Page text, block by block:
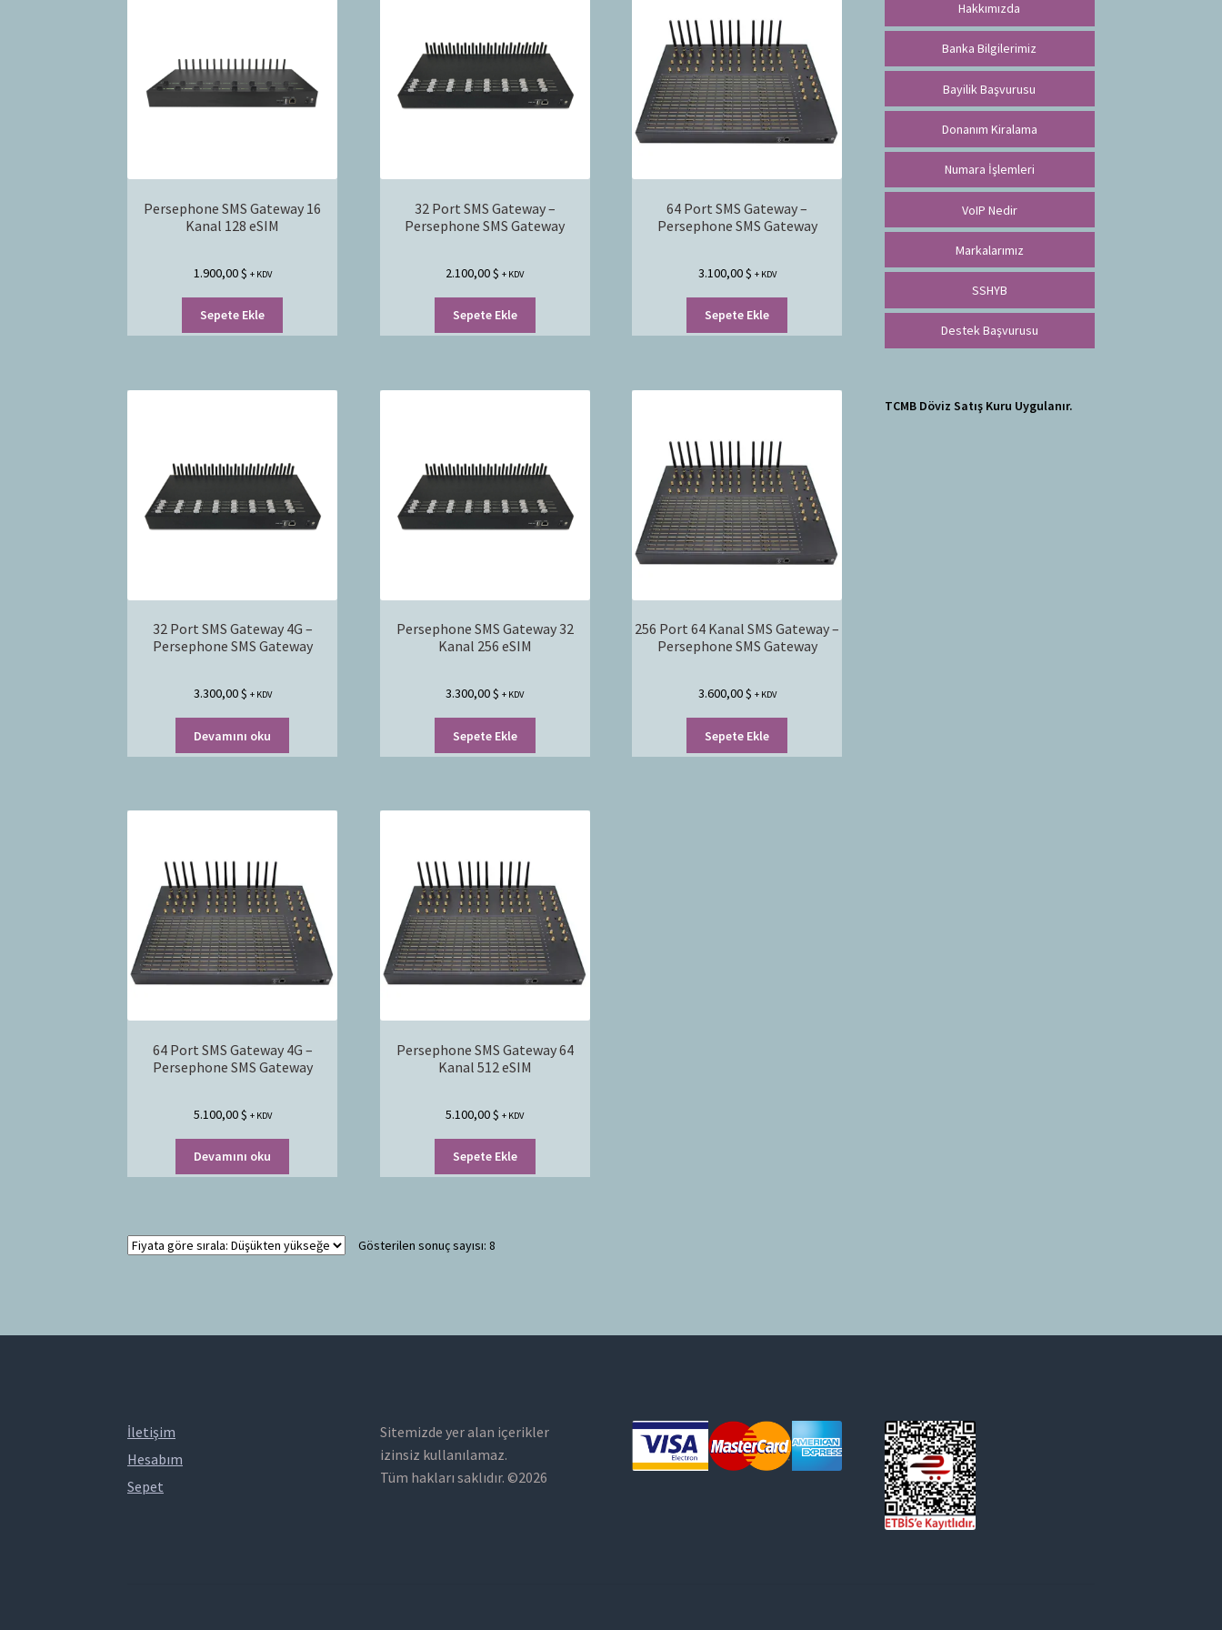
Persephone SMS Gateway 16
Kanal 128 eSIM
1.900,00$ + KDV
Sepete Ekle
32 Port SMS Gateway –
Persephone SMS Gateway
2.100,00$ + KDV
Sepete Ekle
64 Port SMS Gateway –
Persephone SMS Gateway
3.100,00$ + KDV
Sepete Ekle
32 Port SMS Gateway 4G –
Persephone SMS Gateway
3.300,00$ + KDV
Devamını oku
Persephone SMS Gateway 32
Kanal 256 eSIM
3.300,00$ + KDV
Sepete Ekle
256 Port 64 Kanal SMS Gateway –
Persephone SMS Gateway
3.600,00$ + KDV
Sepete Ekle
64 Port SMS Gateway 4G –
Persephone SMS Gateway
5.100,00$ + KDV
Devamını oku
Persephone SMS Gateway 64
Kanal 512 eSIM
5.100,00$ + KDV
Sepete Ekle
Gösterilen sonuç sayısı: 8
Hakkımızda
Banka Bilgilerimiz
Bayilik Başvurusu
Donanım Kiralama
Numara İşlemleri
VoIP Nedir
Markalarımız
SSHYB
Destek Başvurusu
TCMB Döviz Satış Kuru Uygulanır.
İletişim
Hesabım
Sepet
Sitemizde yer alan içerikler
izinsiz kullanılamaz.
Tüm hakları saklıdır. ©2026